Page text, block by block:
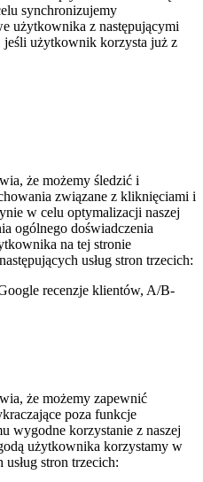
synchronizujemy
użytkownika z następującymi
jeśli użytkownik korzysta już z
że możemy śledzić i
związane z kliknięciami i
w celu optymalizacji naszej
ogólnego doświadczenia
na tej stronie
usług stron trzecich:
recenzje klientów, A/B-
że możemy zapewnić
poza funkcje
wygodne korzystanie z naszej
użytkownika korzystamy w
stron trzecich: